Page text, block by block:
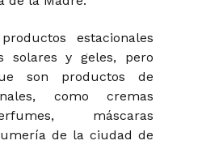
estacionales
solares y geles, pero
son productos de
como cremas
máscaras
de la ciudad de